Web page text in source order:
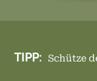
TIPP: Schütze